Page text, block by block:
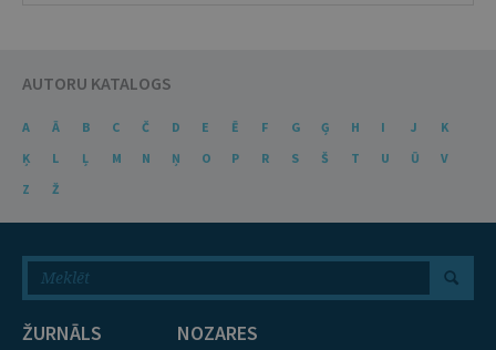
AUTORU KATALOGS
A Ā B C Č D E Ē F G Ģ H I J
K
Ķ
L Ļ M N Ņ O P R S Š T U Ū
V
Z
Ž
ŽURNĀLS NOZARES